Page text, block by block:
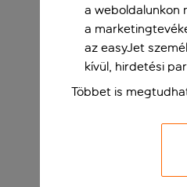
a weboldalunkon
a
az easyJet
kívül, hirdetési
Többet is